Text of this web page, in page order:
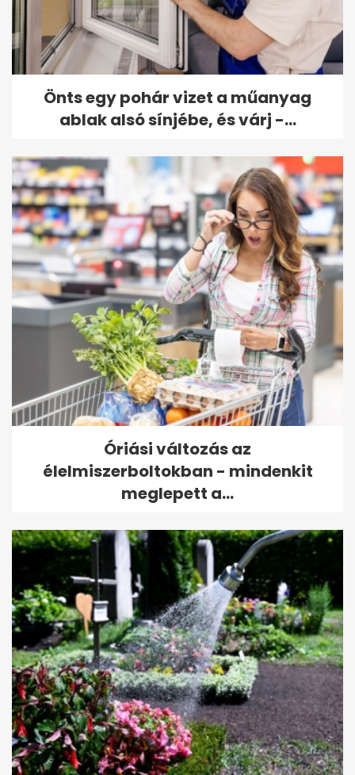
Önts egy pohár vizet a műanyag
ablak alsó sínjébe, és várj -...
Óriási változás az
élelmiszerboltokban - mindenkit
meglepett a...